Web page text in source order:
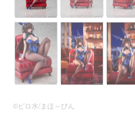
©ピロ水/まほ～びん